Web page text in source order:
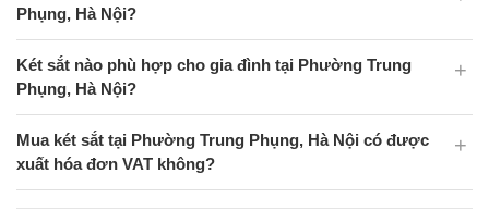
Phụng, Hà Nội?
Két sắt nào phù hợp cho gia đình tại Phường Trung
Phụng, Hà Nội?
Mua két sắt tại Phường Trung Phụng, Hà Nội có được
xuất hóa đơn VAT không?